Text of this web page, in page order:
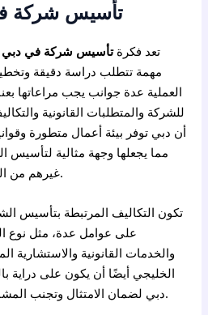
تأسيس شركة
تعد فكرةتأسيس شركة في دبي
مهمة تتطلب دراسة دقيقة
العملية عدة جوانب يجب مراعاتها
للشركة والمتطلبات القانونية
أن دبي توفر بيئة أعمال متطورة
مما يجعلها وجهة مثالية لتأسيس
غيرهم من المستثمرين العرب والدوليين.
تكون التكاليف المرتبطة بتأسيس
على عوامل عدة، مثل نوع
والخدمات القانونية والاستشارية
الخليجي أيضًا أن يكون على دراية
دبي لضمان الامتثال وتجنب المشاكل المحتملة في المستقبل.